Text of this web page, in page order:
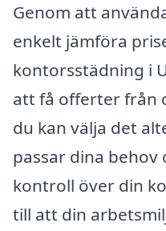
Genom att
enkelt jämföra
kontorsstädning i
att få offerter från
du kan välja det
passar dina behov
kontroll över din
till att din